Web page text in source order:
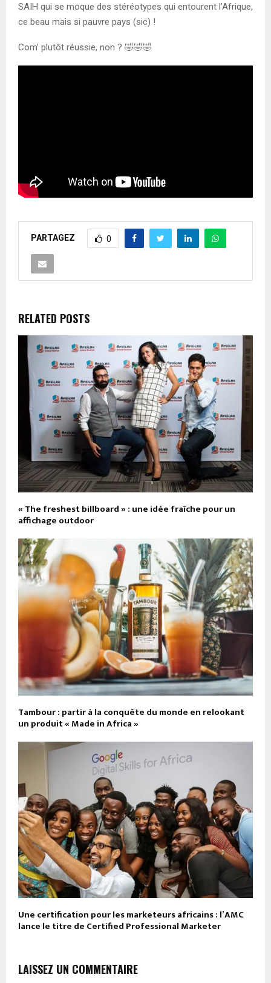
SAIH qui se moque des stéréotypes qui entourent l’Afrique,
ce beau mais si pauvre pays (sic) !
Com’ plutôt réussie, non ? 🤣🤣🤣
PARTAGEZ 0
RELATED POSTS
« The freshest billboard » : une idée fraîche pour un
affichage outdoor
Tambour : partir à la conquête du monde en relookant
un produit « Made in Africa »
Une certification pour les marketeurs africains : l’AMC
lance le titre de Certified Professional Marketer
LAISSEZ UN COMMENTAIRE